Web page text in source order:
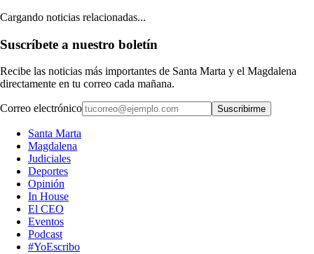
Cargando noticias relacionadas...
Suscríbete a nuestro boletín
Recibe las noticias más importantes de Santa Marta y el Magdalena
directamente en tu correo cada mañana.
Correo electrónico Suscribirme
Santa Marta
Magdalena
Judiciales
Deportes
Opinión
In House
El CEO
Eventos
Podcast
#YoEscribo